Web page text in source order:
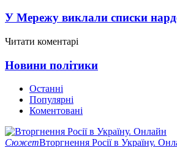
У Мережу виклали списки
Читати коментарі
Новини політики
Останні
Популярні
Коментовані
СюжетВторгнення Росії в Україну.